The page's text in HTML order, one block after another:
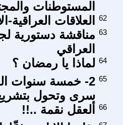
المستوطنات
العلاقات
62
مناقشة دستورية
العراقي
63
لماذا يا رمضان ؟ 64
2- خمسة سنوات
سرى وتحول بتشريع
65
ألعقل نقمة ..!! 66